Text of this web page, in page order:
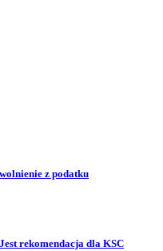
z podatku
rekomendacja dla KSC